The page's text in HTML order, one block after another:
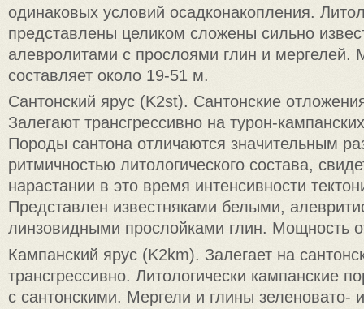
одинаковых условий осадконакопления.
представлены целиком сложены сильно
алевролитами с прослоями глин и мергелей.
составляет около 19-51 м.
Сантонский ярус (K2st). Сантонские
Залегают трансгрессивно на турон-
Породы сантона отличаются значительным
ритмичностью литологического состава,
нарастании в это время интенсивности
Представлен известняками белыми,
линзовидными прослойками глин. Мощность
Кампанский ярус (K2km). Залегает на
трансгрессивно. Литологически кампанские
с сантонскими. Мергели и глины зеленовато-